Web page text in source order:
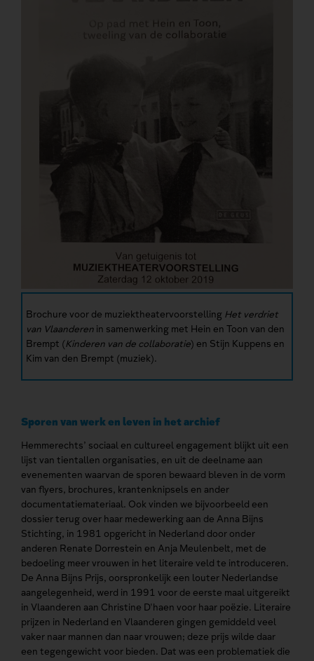
Brochure voor de muziektheatervoorstelling Het verdriet
van Vlaanderen in samenwerking met Hein en Toon van den
Brempt (Kinderen van de collaboratie) en Stijn Kuppens en
Kim van den Brempt (muziek).
Sporen van werk en leven in het archief
Hemmerechts’ sociaal en cultureel engagement blijkt uit een
lijst van tientallen organisaties, en uit de deelname aan
evenementen waarvan de sporen bewaard bleven in de vorm
van flyers, brochures, krantenknipsels en ander
documentatiemateriaal. Ook vinden we bijvoorbeeld een
dossier terug over haar medewerking aan de Anna Bijns
Stichting, in 1981 opgericht in Nederland door onder
anderen Renate Dorrestein en Anja Meulenbelt, met de
bedoeling meer vrouwen in het literaire veld te introduceren.
De Anna Bijns Prijs, oorspronkelijk een louter Nederlandse
aangelegenheid, werd in 1991 voor de eerste maal uitgereikt
in Vlaanderen aan Christine D'haen voor haar poëzie. Literaire
prijzen in Nederland en Vlaanderen gingen gemiddeld veel
vaker naar mannen dan naar vrouwen; deze prijs wilde daar
een tegengewicht voor bieden. Dat was een problematiek die